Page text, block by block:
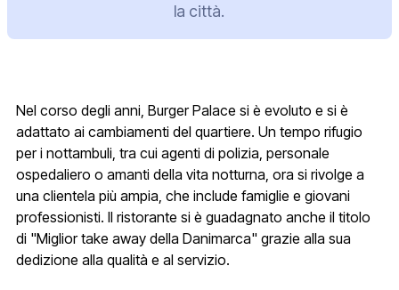
la città.
Nel corso degli anni, Burger Palace si è evoluto e si è
adattato ai cambiamenti del quartiere. Un tempo rifugio
per i nottambuli, tra cui agenti di polizia, personale
ospedaliero o amanti della vita notturna, ora si rivolge a
una clientela più ampia, che include famiglie e giovani
professionisti. Il ristorante si è guadagnato anche il titolo
di "Miglior take away della Danimarca" grazie alla sua
dedizione alla qualità e al servizio.